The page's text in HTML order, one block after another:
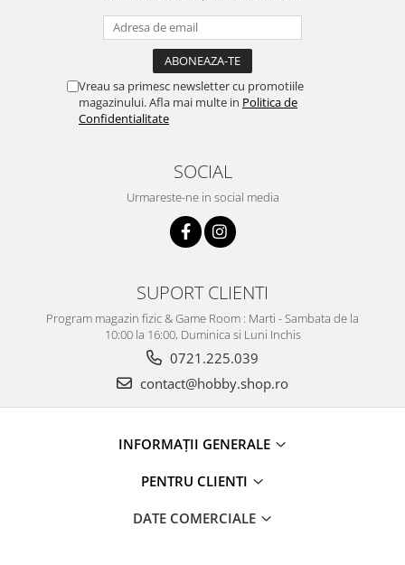
Vreau sa primesc newsletter cu promotiile
magazinului. Afla mai multe in Politica de
Confidentialitate
SOCIAL
Urmareste-ne in social media
SUPORT CLIENTI
Program magazin fizic & Game Room : Marti - Sambata de la
10:00 la 16:00, Duminica si Luni Inchis
0721.225.039
contact@hobby.shop.ro
INFORMAŢII GENERALE
PENTRU CLIENTI
DATE COMERCIALE